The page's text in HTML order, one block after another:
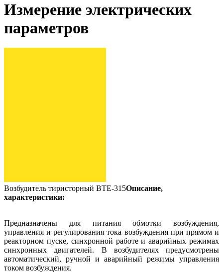
Измерение электрических
параметров
Возбудитель тиристорный ВТЕ-315Описание,
характеристики:
Предназначены для питания обмотки возбуждения,
управления и регулирования тока возбуждения при прямом и
реакторном пуске, синхронной работе и аварийных режимах
синхронных двигателей. В возбудителях предусмотрены
автоматический, ручной и аварийный режимы управления
током возбуждения.